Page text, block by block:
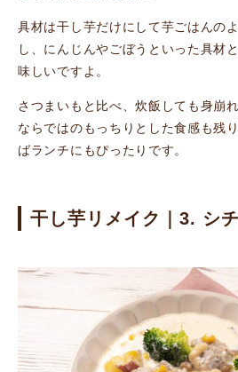
具材は干し芋だけにして芋ごはんの
し、にんじんやごぼうといった具材
味しいですよ。
さつまいもと比べ、炊飯しても身崩
ならではのもっちりとした食感も残
ばランチにもぴったりです。
干し芋リメイク｜3. シ